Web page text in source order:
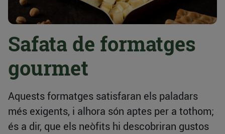
Safata de formatges
gourmet
Aquests formatges satisfaran els paladars
més exigents, i alhora són aptes per a tothom;
és a dir, que els neòfits hi descobriran gustos